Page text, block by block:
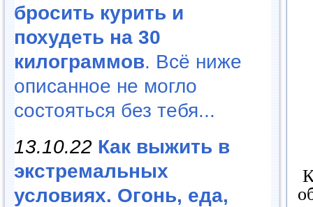
бросить курить и
похудеть на 30
килограммов. Всё ниже
описанное не могло
состояться без тебя...
13.10.22 Как выжить в
экстремальных
условиях. Огонь, еда,